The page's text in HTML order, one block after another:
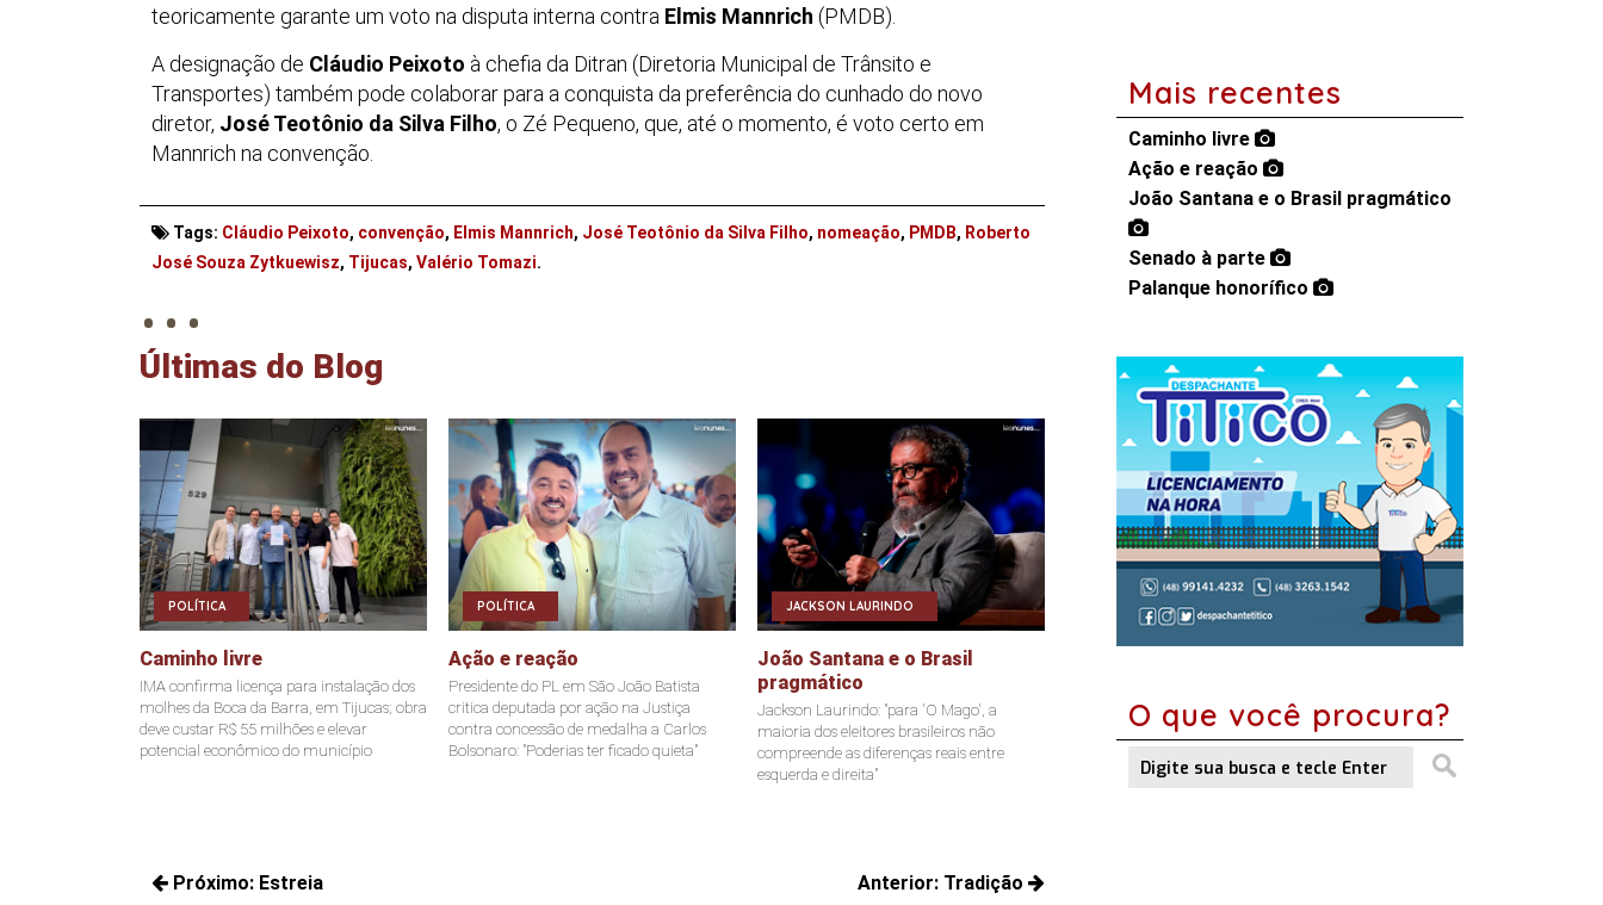
teoricamente garante um voto na disputa interna contra Elmis Mannrich (PMDB).
A designação de Cláudio Peixoto à chefia da Ditran (Diretoria Municipal de Trânsito e
Transportes) também pode colaborar para a conquista da preferência do cunhado do novo
diretor, José Teotônio da Silva Filho, o Zé Pequeno, que, até o momento, é voto certo em
Mannrich na convenção.
Tags: Cláudio Peixoto, convenção, Elmis Mannrich, José Teotônio da Silva Filho, nomeação, PMDB, Roberto
José Souza Zytkuewisz, Tijucas, Valério Tomazi.
. . .
Últimas do Blog
POLÍTICA
Caminho livre
IMA confirma licença para instalação dos
molhes da Boca da Barra, em Tijucas; obra
deve custar R$ 55 milhões e elevar
potencial econômico do município
POLÍTICA
Ação e reação
Presidente do PL em São João Batista
critica deputada por ação na Justiça
contra concessão de medalha a Carlos
Bolsonaro: "Poderias ter ficado quieta"
JACKSON LAURINDO
João Santana e o Brasil
pragmático
Jackson Laurindo: "para 'O Mago', a
maioria dos eleitores brasileiros não
compreende as diferenças reais entre
esquerda e direita"
Navegação
Anterior: Tradição
Próximo: Estreia
Mais recentes
Caminho livre
Ação e reação
João Santana e o Brasil pragmático
Senado à parte
Palanque honorífico
O que você procura?